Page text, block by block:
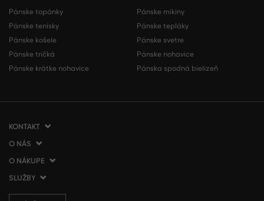
Pánske topánky
Pánske tenisky
Pánske košele
Pánske tričká
Pánske krátke nohavice
Pánske mikiny
Pánske tepláky
Pánske svetre
Pánske nohavice
Pánska spodná bielizeň
KONTAKT
VERMONT Services Slovakia s. r. o.
Vlčie hrdlo 53
O NÁS
O spoločnosti
Kontakt
O NÁKUPE
Ako nakupovať
SLUŽBY
Doprava a platba